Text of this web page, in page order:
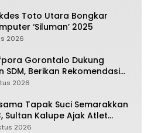
Toto Utara Bongkar
‘Siluman’ 2025
2026
Gorontalo Dukung
SDM, Berikan Rekomendasi
Pegawai
2026
Tapak Suci Semarakkan
Sultan Kalupe Ajak Atlet
Bela Diri
2026